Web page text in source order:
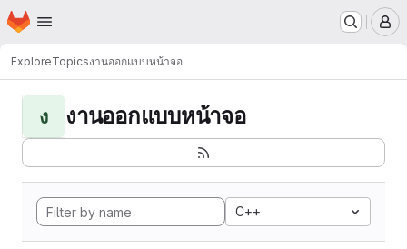
Skip to main content
Homepage
ExploreTopicsงานออกแบบหน้าจอ
ง งานออกแบบหน้าจอ
C++